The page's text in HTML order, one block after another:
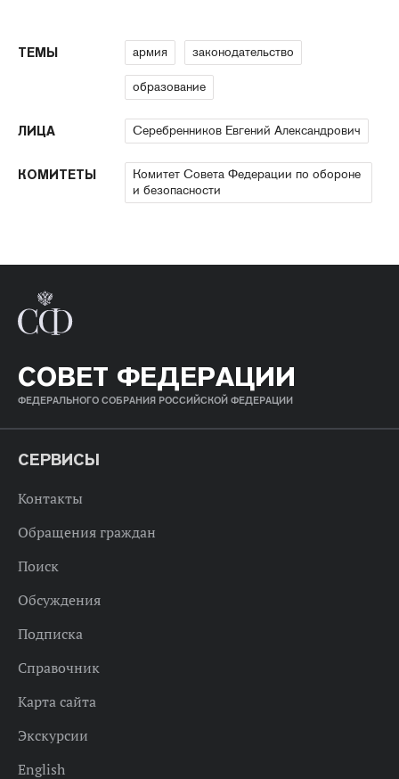
ТЕМЫ армия законодательство
образование
ЛИЦА Серебренников Евгений Александрович
КОМИТЕТЫ
Комитет Совета Федерации по обороне
и безопасности
СОВЕТ ФЕДЕРАЦИИ
ФЕДЕРАЛЬНОГО СОБРАНИЯ РОССИЙСКОЙ ФЕДЕРАЦИИ
СЕРВИСЫ
Контакты
Обращения граждан
Поиск
Обсуждения
Подписка
Справочник
Карта сайта
Экскурсии
English